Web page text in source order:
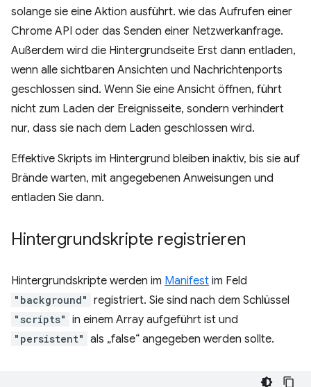
solange sie eine Aktion ausführt. wie das Aufrufen einer
Chrome API oder das Senden einer Netzwerkanfrage.
Außerdem wird die Hintergrundseite Erst dann entladen,
wenn alle sichtbaren Ansichten und Nachrichtenports
geschlossen sind. Wenn Sie eine Ansicht öffnen, führt
nicht zum Laden der Ereignisseite, sondern verhindert
nur, dass sie nach dem Laden geschlossen wird.
Effektive Skripts im Hintergrund bleiben inaktiv, bis sie auf
Brände warten, mit angegebenen Anweisungen und
entladen Sie dann.
Hintergrundskripte registrieren
Hintergrundskripte werden im Manifest im Feld
"background" registriert. Sie sind nach dem Schlüssel
"scripts" in einem Array aufgeführt ist und
"persistent" als „false“ angegeben werden sollte.